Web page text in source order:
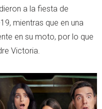
a la fiesta de
mientras que en una
en su moto, por lo que
Victoria.